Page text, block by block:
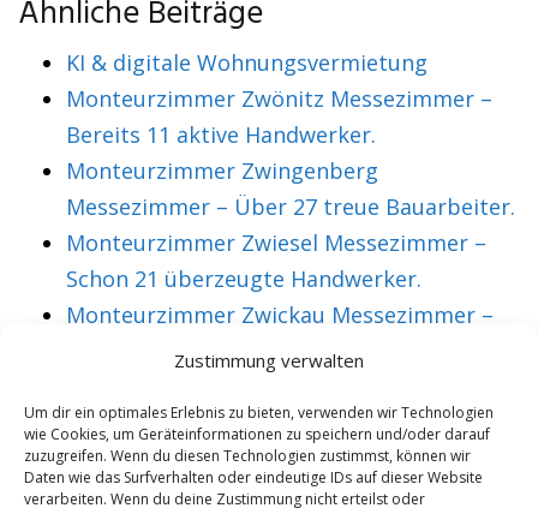
Zustimmung verwalten
Um dir ein optimales Erlebnis zu bieten, verwenden wir Technologien
wie Cookies, um Geräteinformationen zu speichern und/oder darauf
zuzugreifen. Wenn du diesen Technologien zustimmst, können wir
Daten wie das Surfverhalten oder eindeutige IDs auf dieser Website
verarbeiten. Wenn du deine Zustimmung nicht erteilst oder
Ähnliche Beiträge
KI & digitale Wohnungsvermietung
Monteurzimmer Zwönitz Messezimmer –
Bereits 11 aktive Handwerker.
Monteurzimmer Zwingenberg
Messezimmer – Über 27 treue Bauarbeiter.
Monteurzimmer Zwiesel Messezimmer –
Schon 21 überzeugte Handwerker.
Monteurzimmer Zwickau Messezimmer –
Über 36 treue Montagearbeiter.
VORHERIGER ARTIKEL
Monteurzimmer
NÄCHSTER ARTIKEL
Monteurzimmer